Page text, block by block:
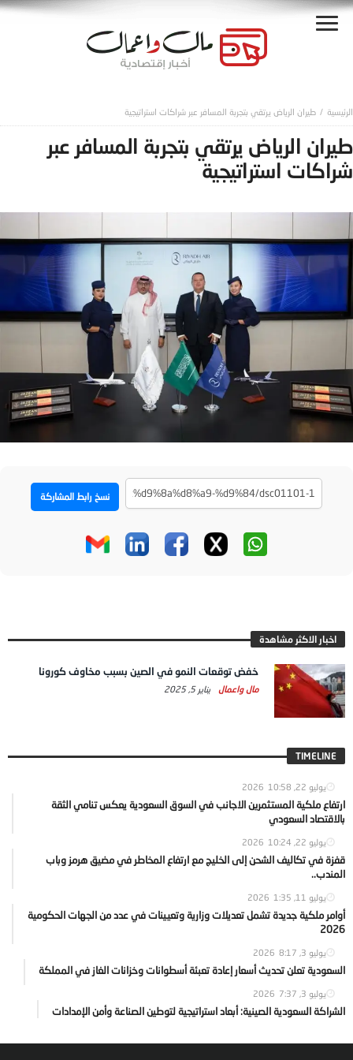
طيران الرياض يرتقي بتجربة المسافر عبر شراكات استراتيجية
طيران الرياض يرتقي بتجربة المسافر عبر
شراكات استراتيجية
نسخ رابط المشاركة
اخبار الاكثر مشاهدة
خفض توقعات النمو في الصين بسبب مخاوف كورونا
مال واعمال يناير 5, 2025
TIMELINE
يوليو 22, 2026 10:58
ارتفاع ملكية المستثمرين الاجانب في السوق السعودية يعكس تنامي الثقة
بالاقتصاد السعودي
يوليو 22, 2026 10:24
قفزة في تكاليف الشحن إلى الخليج مع ارتفاع المخاطر في مضيق هرمز وباب
المندب..
يوليو 11, 2026 1:35
أوامر ملكية جديدة تشمل تعديلات وزارية وتعيينات في عدد من الجهات الحكومية
2026
يوليو 3, 2026 8:17
السعودية تعلن تحديث أسعار إعادة تعبئة أسطوانات وخزانات الغاز في المملكة
يوليو 3, 2026 7:37
الشراكة السعودية الصينية: أبعاد استراتيجية لتوطين الصناعة وأمن الإمدادات